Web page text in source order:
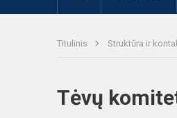
Titulinis Struktūra ir
Tėvų